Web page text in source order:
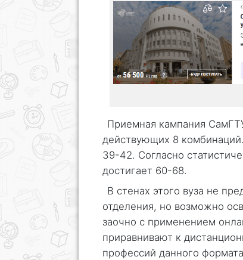
Приемная кампания
действующих 8
39-42. Согласно
достигает 60-68.
В стенах этого вуза не
отделения, но возможно
заочно с применением
приравнивают к
профессий данного